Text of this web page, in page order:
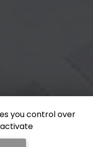
you control over